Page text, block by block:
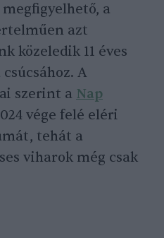
a
azt
közeledik 11 éves
A
szerint a Nap
vége felé eléri
tehát a
viharok még csak